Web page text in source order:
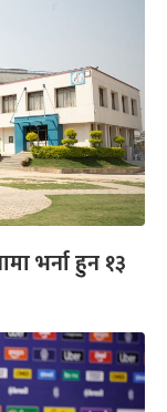
भर्ना हुन १३